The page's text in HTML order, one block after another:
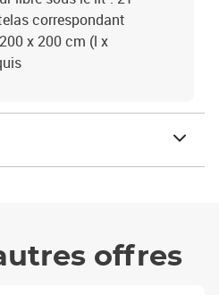
correspondant
x 200 cm (l x
offres